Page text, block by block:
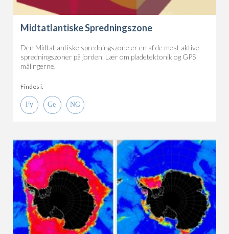
Midtatlantiske Spredningszone
Den Midtatlantiske spredningszone er en af de mest aktive
spredningszoner på jorden. Lær om pladetektonik og GPS
målingerne.
Findes i: